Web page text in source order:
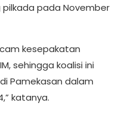
pada November
kesepakatan
sehingga koalisi ini
Pamekasan dalam
katanya.